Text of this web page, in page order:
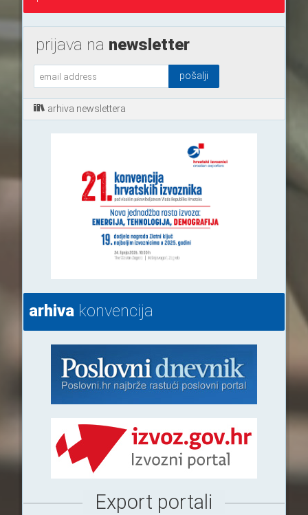
prijava na newsletter
arhiva newslettera
arhivakonvencija
Export portali